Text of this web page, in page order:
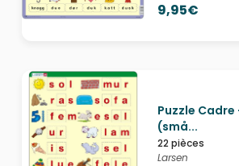
9,95€
Puzzle
(små...
22 pièces
Larsen